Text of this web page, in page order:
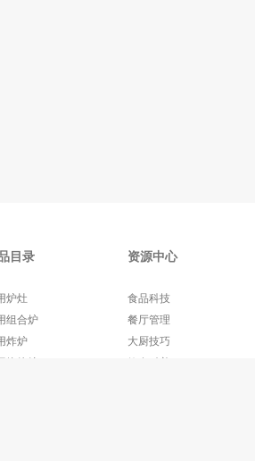
目录
炉灶
组合炉
炸炉
烧烤炉
资源中心
食品科技
餐厅管理
大厨技巧
饮食科普